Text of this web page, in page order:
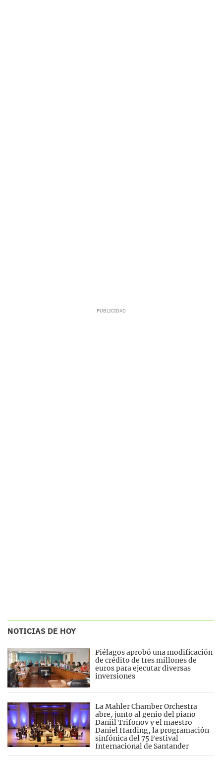
NOTICIAS DE HOY
Piélagos aprobó una modificación
de crédito de tres millones de
euros para ejecutar diversas
inversiones
La Mahler Chamber Orchestra
abre, junto al genio del piano
Daniil Trifonov y el maestro
Daniel Harding, la programación
sinfónica del 75 Festival
Internacional de Santander